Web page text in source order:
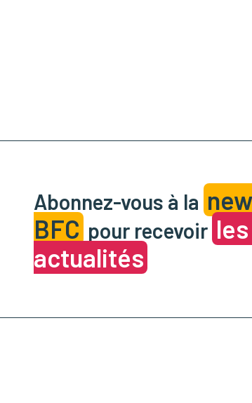
Abonnez-vous à la
BFC pour recevoir
actualités